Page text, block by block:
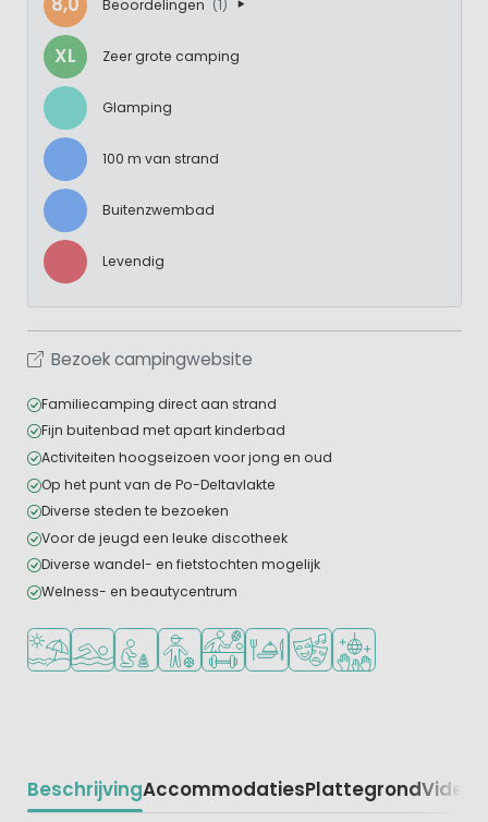
Beoordelingen (1)
XL Zeer grote camping
Glamping
100 m van strand
Buitenzwembad
Levendig
Bezoek campingwebsite
Familiecamping direct aan strand
Fijn buitenbad met apart kinderbad
Activiteiten hoogseizoen voor jong en oud
Op het punt van de Po-Deltavlakte
Diverse steden te bezoeken
Voor de jeugd een leuke discotheek
Diverse wandel- en fietstochten mogelijk
Welness- en beautycentrum
Ligt bij strand en zee
Openlucht zwembad
Aanbevolen voor jonge kinderen
Aanbevolen voor tieners
Veel mogelijkheden om te sporten
Restaurant of pizzeria
Animatieprogramma
Discotheek
BeschrijvingAccommodatiesPlattegrondVideo